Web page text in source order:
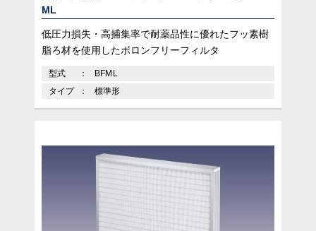
ML
低圧力損失・高捕集率で耐薬品性に優れたフッ素樹
脂ろ材を使用したボロンフリーフィルタ
型式
BFML
タイプ
標準形